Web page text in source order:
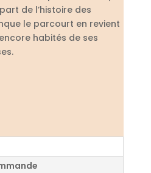
de l’histoire des
le parcourt en revient
habités de ses